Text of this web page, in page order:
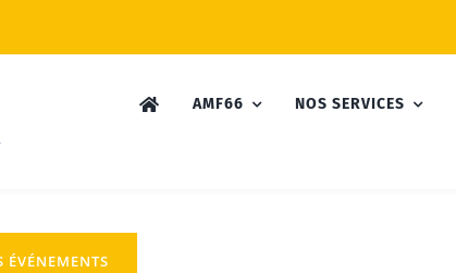
AMF66 NOS SERVICES
ÉVÉNEMENTS